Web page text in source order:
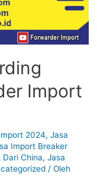
Import
2024, Jasa
Import Breaker
China, Jasa
/ Oleh